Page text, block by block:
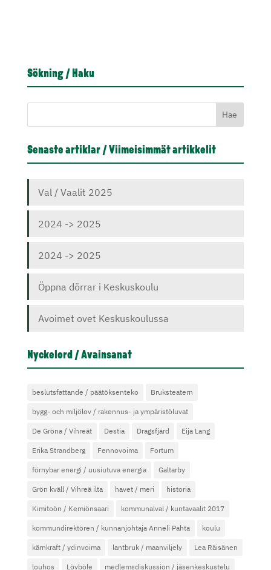
Sökning / Haku
Senaste artiklar / Viimeisimmät artikkelit
Val / Vaalit 2025
2024 -> 2025
2024 -> 2025
Öppna dörrar i Keskuskoulu
Avoimet ovet Keskuskoulussa
Nyckelord / Avainsanat
beslutsfattande / päätöksenteko Bruksteatern
bygg- och miljölov / rakennus- ja ympäristöluvat
De Gröna / Vihreät Destia Dragsfjärd Eija Lang
Erika Strandberg Fennovoima Fortum
förnybar energi / uusiutuva energia Galtarby
Grön kväll / Vihreä ilta havet / meri historia
Kimitoön / Kemiönsaari kommunalval / kuntavaalit 2017
kommundirektören / kunnanjohtaja Anneli Pahta koulu
kärnkraft / ydinvoima lantbruk / maanviljely Lea Räisänen
louhos Lövböle medlemsdiskussion / jäsenkeskustelu